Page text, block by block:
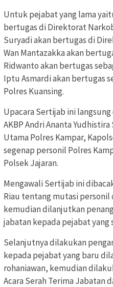
Untuk pejabat yang lama
bertugas di Direktorat
Suryadi akan bertugas di
Wan Mantazakka akan
Ridwanto akan bertugas
Iptu Asmardi akan bertugas
Polres Kuansing.
Upacara Sertijab ini
AKBP Andri Ananta
Utama Polres Kampar,
segenap personil Polres
Polsek Jajaran.
Mengawali Sertijab ini
Riau tentang mutasi
kemudian dilanjutkan
jabatan kepada pejabat yang
Selanjutnya dilakukan
kepada pejabat yang baru
rohaniawan, kemudian
Acara Serah Terima Jabatan